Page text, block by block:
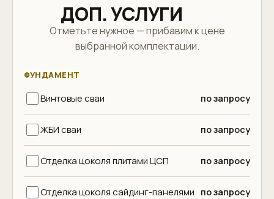
ДОП. УСЛУГИ
Отметьте нужное — прибавим к цене
выбранной комплектации.
ФУНДАМЕНТ
Винтовые сваи по запросу
ЖБИ сваи по запросу
Отделка цоколя плитами ЦСП по запросу
Отделка цоколя сайдинг-панелями по запросу